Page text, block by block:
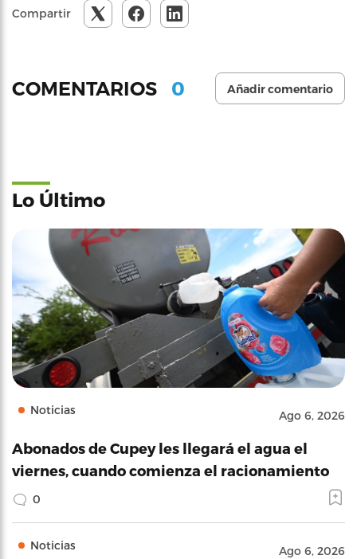
Compartir
COMENTARIOS 0 Añadir comentario
Lo Último
Noticias Ago 6, 2026
Abonados de Cupey les llegará el agua el
viernes, cuando comienza el racionamiento
0
Noticias Ago 6, 2026